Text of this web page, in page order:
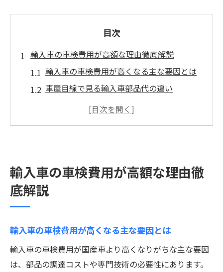
目次
輸入車の車検費用が高額な理由徹底解説
輸入車の車検費用が高くなる主な要因とは
車屋目線で見る輸入車部品代の違い
車検料金表で見る外車と国産車の費用差
輸入車と国産車の車検費用を車屋で比較
外車と国産車の交換部品コストの違い
国産車と比べた輸入車の車検料金表の特徴
外車車検の安さと高額さをどう判断するか
輸入車の車検費用が高額な理由徹
底解説
輸入車の車検費用が高くなる主な要因とは
輸入車の車検費用が国産車より高くなりがちな主な要因
は、部品の調達コストや専門技術の必要性にあります。